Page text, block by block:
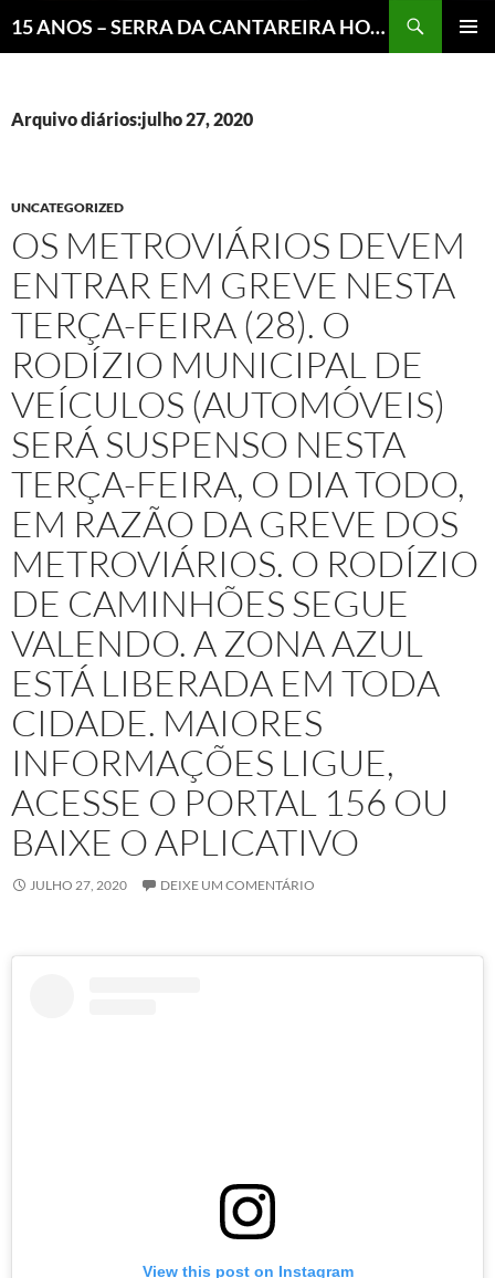
15 ANOS – SERRA DA CANTAREIRA HOJE E COTIDIANO DO BRASIL E DO MUNDO
Arquivo diários:julho 27, 2020
UNCATEGORIZED
OS METROVIÁRIOS DEVEM
ENTRAR EM GREVE NESTA
TERÇA-FEIRA (28). O
RODÍZIO MUNICIPAL DE
VEÍCULOS (AUTOMÓVEIS)
SERÁ SUSPENSO NESTA
TERÇA-FEIRA, O DIA TODO,
EM RAZÃO DA GREVE DOS
METROVIÁRIOS. O RODÍZIO
DE CAMINHÕES SEGUE
VALENDO. A ZONA AZUL
ESTÁ LIBERADA EM TODA
CIDADE. MAIORES
INFORMAÇÕES LIGUE,
ACESSE O PORTAL 156 OU
BAIXE O APLICATIVO
JULHO 27, 2020 DEIXE UM COMENTÁRIO
View this post on Instagram